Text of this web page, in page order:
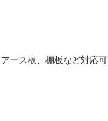
ース板、棚板など対応可